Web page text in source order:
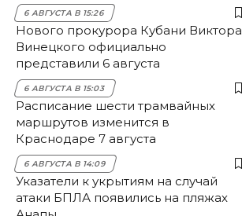
6 АВГУСТА В 15:26
Нового прокурора Кубани Виктора
Винецкого официально
представили 6 августа
6 АВГУСТА В 15:03
Расписание шести трамвайных
маршрутов изменится в
Краснодаре 7 августа
6 АВГУСТА В 14:09
Указатели к укрытиям на случай
атаки БПЛА появились на пляжах